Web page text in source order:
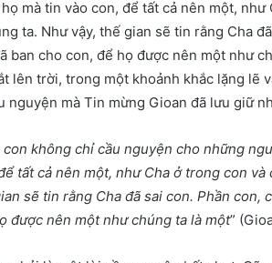
mà tin vào con, để tất cả nên một,
ta. Như vậy, thế gian sẽ tin rằng Cha
ban cho con, để họ được nên một như
lên trời, trong một khoảnh khắc lặng lẽ
nguyện mà Tin mừng Gioan đã lưu giữ
con không chỉ cầu nguyện cho những
tất cả nên một, như Cha ở trong con
sẽ tin rằng Cha đã sai con. Phần
được nên một như chúng ta là một”